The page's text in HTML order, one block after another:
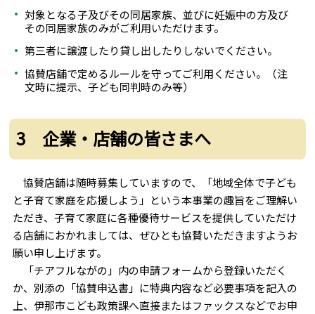
対象となる子及びその同居家族、並びに妊娠中の方及び
その同居家族のみがご利用いただけます。
第三者に譲渡したり貸し出したりしないでください。
協賛店舗で定めるルールを守ってご利用ください。（注
文時に提示、子ども同判時のみ等）
3 企業・店舗の皆さまへ
協賛店舗は随時募集していますので、「地域全体で子ども
と子育て家庭を応援しよう」という本事業の趣旨をご理解い
ただき、子育て家庭に各種優待サービスを提供していただけ
る店舗におかれましては、ぜひとも協賛いただきますようお
願い申し上げます。
「チアフルながの」内の申請フォームから登録いただく
か、別添の「協賛申込書」に特典内容など必要事項を記入の
上、伊那市こども政策課へ直接またはファックスなどでお申